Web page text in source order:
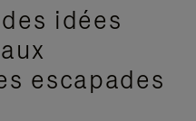
idées
escapades